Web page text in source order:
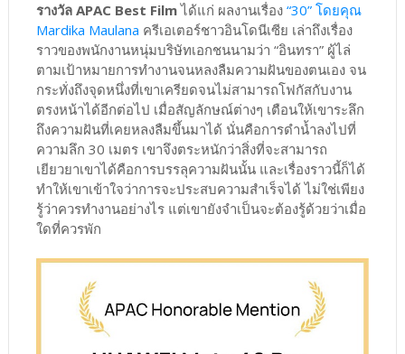
รางวัล APAC Best Filmได้แก่ ผลงานเรื่อง “30” โดยคุณ
Mardika Maulana ครีเอเตอร์ชาวอินโดนีเซีย เล่าถึงเรื่อง
ราวของพนักงานหนุ่มบริษัทเอกชนนามว่า “อินทรา” ผู้ไล่
ตามเป้าหมายการทำงานจนหลงลืมความฝันของตนเอง จน
กระทั่งถึงจุดหนึ่งที่เขาเครียดจนไม่สามารถโฟกัสกับงาน
ตรงหน้าได้อีกต่อไป เมื่อสัญลักษณ์ต่างๆ เตือนให้เขาระลึก
ถึงความฝันที่เคยหลงลืมขึ้นมาได้ นั่นคือการดำน้ำลงไปที่
ความลึก 30 เมตร เขาจึงตระหนักว่าสิ่งที่จะสามารถ
เยียวยาเขาได้คือการบรรลุความฝันนั้น และเรื่องราวนี้ก็ได้
ทำให้เขาเข้าใจว่าการจะประสบความสำเร็จได้ ไม่ใช่เพียง
รู้ว่าควรทำงานอย่างไร แต่เขายังจำเป็นจะต้องรู้ด้วยว่าเมื่อ
ใดที่ควรพัก